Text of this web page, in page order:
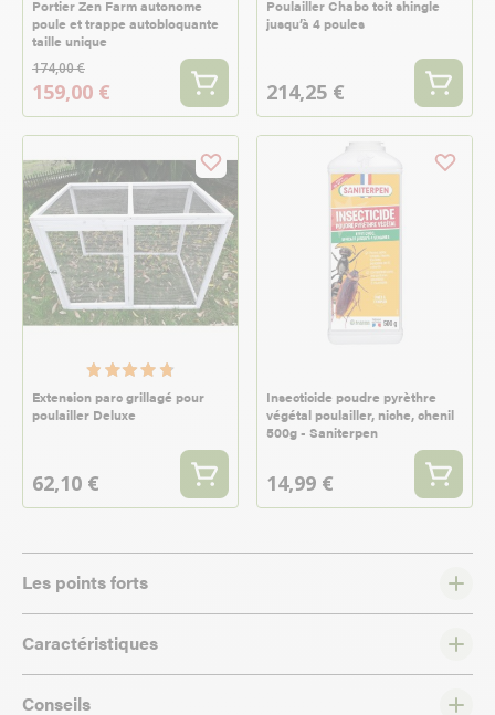
Portier Zen Farm autonome
poule et trappe autobloquante
taille unique
174,00 €
159,00 €
Poulailler Chabo toit shingle
jusqu’à 4 poules
214,25 €
Extension parc grillagé pour
poulailler Deluxe
62,10 €
Insecticide poudre pyrèthre
végétal poulailler, niche, chenil
500g - Saniterpen
14,99 €
Les points forts
Caractéristiques
Conseils